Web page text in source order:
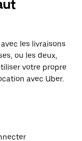
les livraisons
ou les deux,
votre propre
avec Uber.